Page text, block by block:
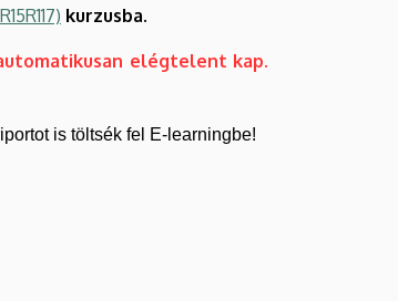
kurzusba.
elégtelent kap.
is töltsék fel E-learningbe!